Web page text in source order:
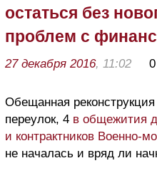
остаться без
проблем с
27 декабря 2016, 11:02 0
Обещанная
переулок, 4 в общежития
и контрактников Военно-
не началась и вряд ли